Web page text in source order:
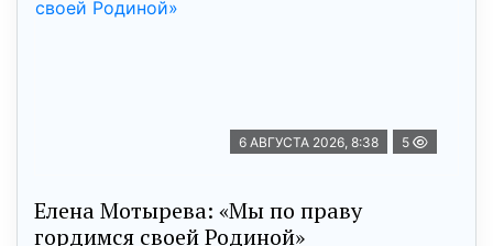
6 АВГУСТА 2026, 8:38 5
Елена Мотырева: «Мы по праву
гордимся своей Родиной»